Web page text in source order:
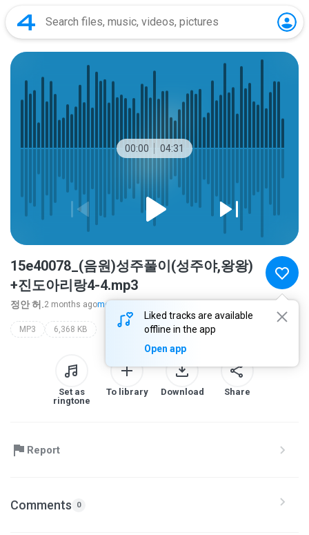
00:00 04:31
Liked tracks are available
offline in the app
Open app
15e40078_(음원)성주풀이(성주야,왕왕)
+진도아리랑4-4.mp3
정안 허.2 months agomore...
MP3 6,368 KB
Set as
ringtone
To library Download Share
Report
Comments 0